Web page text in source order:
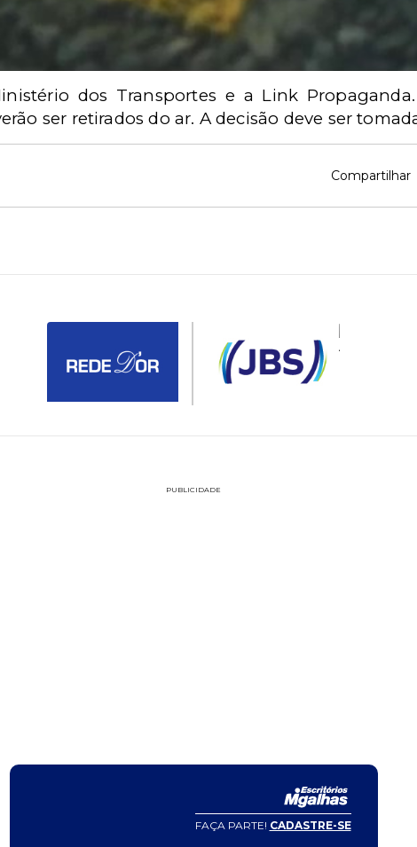
dos Transportes e a Link
ser retirados do ar. A decisão deve ser
Compartilhar
PUBLICIDADE
FAÇA PARTE! CADASTRE-SE